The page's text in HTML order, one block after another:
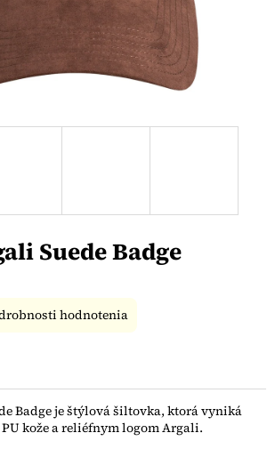
Suede Badge
Badge je štýlová šiltovka, ktorá vyniká
kože a reliéfnym logom Argali.
hodnotenia